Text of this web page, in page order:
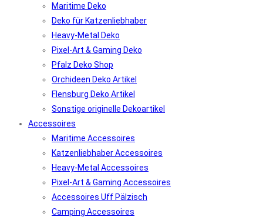
Maritime Deko
Deko für Katzenliebhaber
Heavy-Metal Deko
Pixel-Art & Gaming Deko
Pfalz Deko Shop
Orchideen Deko Artikel
Flensburg Deko Artikel
Sonstige originelle Dekoartikel
Accessoires
Maritime Accessoires
Katzenliebhaber Accessoires
Heavy-Metal Accessoires
Pixel-Art & Gaming Accessoires
Accessoires Uff Pälzisch
Camping Accessoires